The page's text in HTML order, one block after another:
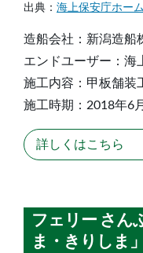
出典： 海上保安庁ホー
造船会社：新潟造船
エンドユーザー：海
施工内容：甲板舗装
施工時期：2018年6
詳しくはこちら
フェリー さん
ま・きりしま」